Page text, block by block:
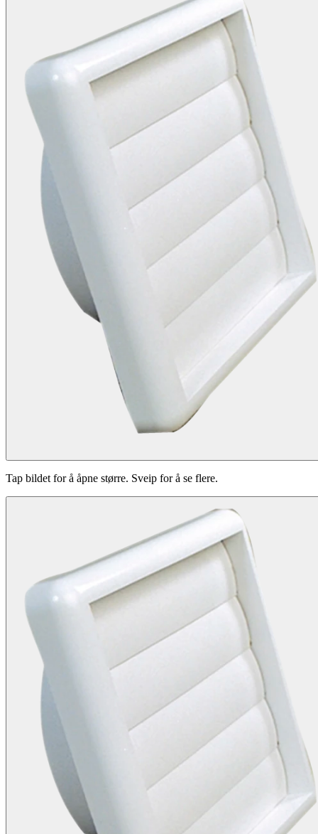
Tap bildet for å åpne større. Sveip for å se flere.